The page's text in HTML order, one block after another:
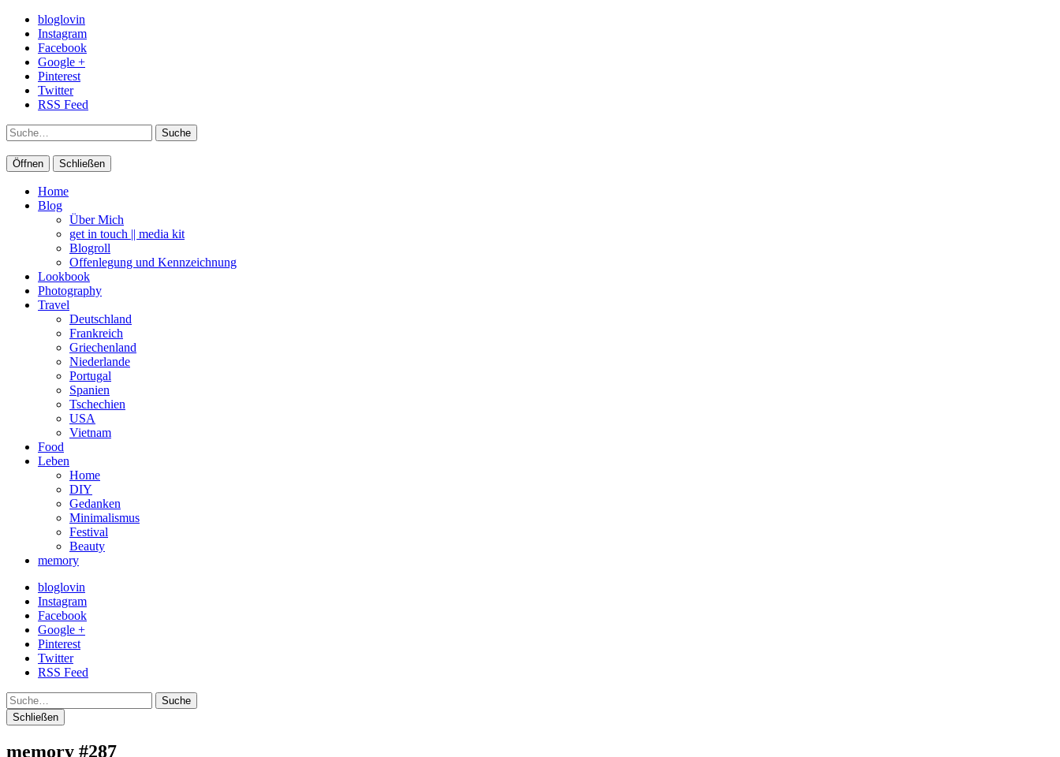
bloglovin
Instagram
Facebook
Google +
Pinterest
Twitter
RSS Feed
Suche
Öffnen Schließen
Home
Blog
Über Mich
get in touch || media kit
Blogroll
Offenlegung und Kennzeichnung
Lookbook
Photography
Travel
Deutschland
Frankreich
Griechenland
Niederlande
Portugal
Spanien
Tschechien
USA
Vietnam
Food
Leben
Home
DIY
Gedanken
Minimalismus
Festival
Beauty
memory
bloglovin
Instagram
Facebook
Google +
Pinterest
Twitter
RSS Feed
Suche
Schließen
memory #287